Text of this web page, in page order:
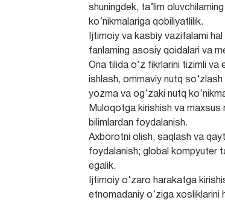
shuningdek, ta’lim
ko‘nikmalariga qobiliyatlilik.
Ijtimoiy va kasbiy vazifalami
fanlaming asosiy qoidalari va
Ona tilida o‘z fikrlarini tizimli va
ishlash, ommaviy nutq
yozma va og‘zaki nutq
Muloqotga kirishish va maxsus
bilimlardan foydalanish.
Axborotni olish, saqlash va
foydalanish; global kompyuter
egalik.
Ijtimoiy o‘zaro harakatga
etnomadaniy o‘ziga xosliklarini